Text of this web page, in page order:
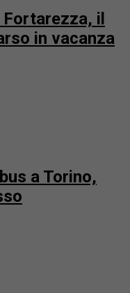
il
in vacanza
a Torino,